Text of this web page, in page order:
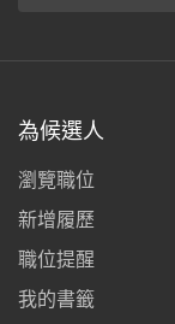
為候選人
瀏覽職位
新增履歷
職位提醒
我的書籤